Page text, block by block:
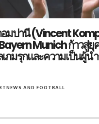
อมปานี (Vincent
Munich ก้าวสู่ยุ
กมรุกและความเป็นผู้น
AND FOOTBALL